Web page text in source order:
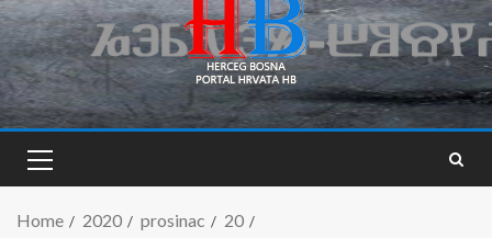
Home 2020 prosinac
20